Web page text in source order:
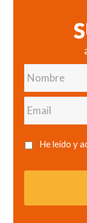
Nombre
Email
He leído y